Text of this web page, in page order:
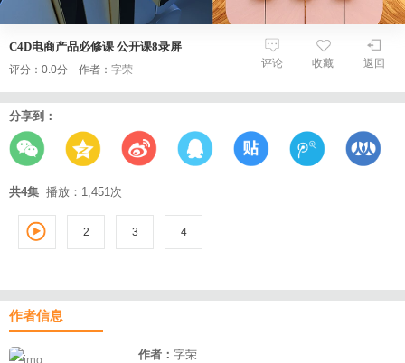
C4D电商产品必修课 公开课8录屏
评分：0.0分 作者： 字荣 返回
收藏
评论
分享到：
共4集 播放：1,451次
1
2 3 4
作者信息
作者：字荣